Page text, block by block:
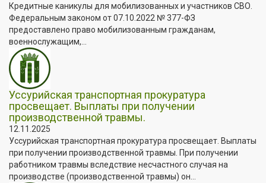
Кредитные каникулы для мобилизованных и участников СВО.
Федеральным законом от 07.10.2022 № 377-ФЗ
предоставлено право мобилизованным гражданам,
военнослужащим,...
Уссурийская транспортная прокуратура
просвещает. Выплаты при получении
производственной травмы.
12.11.2025
Уссурийская транспортная прокуратура просвещает. Выплаты
при получении производственной травмы. При получении
работником травмы вследствие несчастного случая на
производстве (производственной травмы) он...